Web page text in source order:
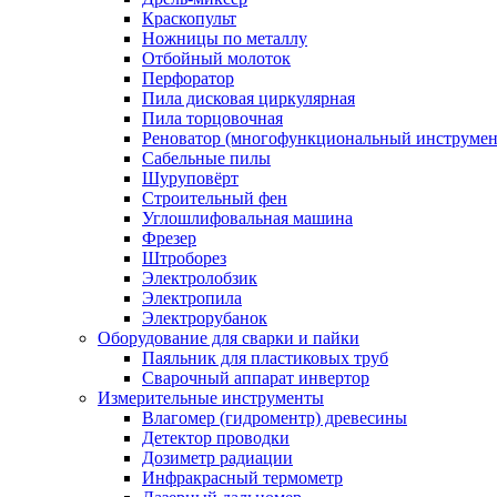
Краскопульт
Ножницы по металлу
Отбойный молоток
Перфоратор
Пила дисковая циркулярная
Пила торцовочная
Реноватор (многофункциональный
Сабельные пилы
Шуруповёрт
Строительный фен
Углошлифовальная машина
Фрезер
Штроборез
Электролобзик
Электропила
Электрорубанок
Оборудование для сварки и пайки
Паяльник для пластиковых труб
Сварочный аппарат инвертор
Измерительные инструменты
Влагомер (гидроментр) древесины
Детектор проводки
Дозиметр радиации
Инфракрасный термометр